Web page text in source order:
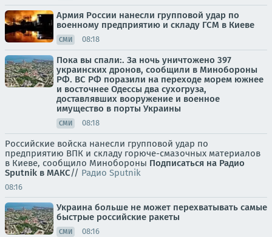
Армия России нанесли групповой удар по
военному предприятию и складу ГСМ в Киеве
СМИ 08:18
Пока вы спали:. За ночь уничтожено 397
украинских дронов, сообщили в Минобороны
РФ. ВС РФ поразили на переходе морем южнее
и восточнее Одессы два сухогруза,
доставлявших вооружение и военное
имущество в порты Украины
СМИ 08:18
Российские войска нанесли групповой удар по
предприятию ВПК и складу горюче-смазочных материалов
в Киеве, сообщило Минобороны Подписаться на Радио
Sputnik в МАКС// Радио Sputnik
08:16
Украина больше не может перехватывать самые
быстрые российские ракеты
СМИ 08:16